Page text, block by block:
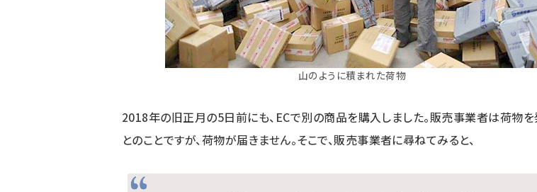
山のように積まれた荷物
2018年の旧正月の5日前にも、ECで別の商品を購入しました。販売事業者は荷物
とのことですが、荷物が届きません。そこで、販売事業者に尋ねてみると、